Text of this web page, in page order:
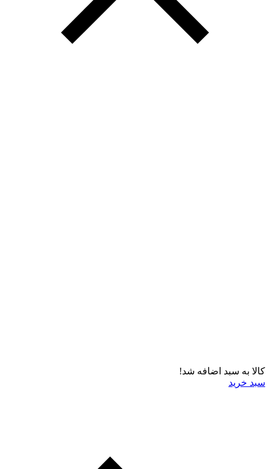
کالا به سبد اضافه شد!
سبد خرید